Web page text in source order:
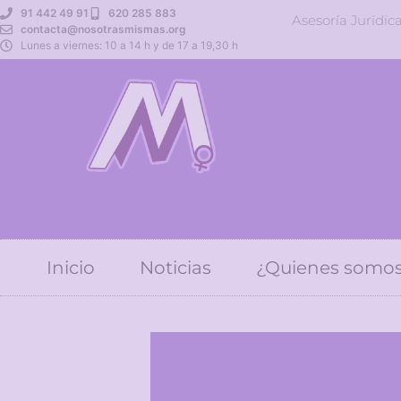
91 442 49 91
620 285 883
contacta@nosotrasmismas.org
Lunes a viernes: 10 a 14 h y de 17 a 19,30 h
Asesoría
Inicio Noticias ¿Quienes